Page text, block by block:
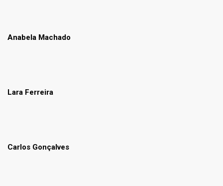
Anabela Machado
Lara Ferreira
Carlos Gonçalves